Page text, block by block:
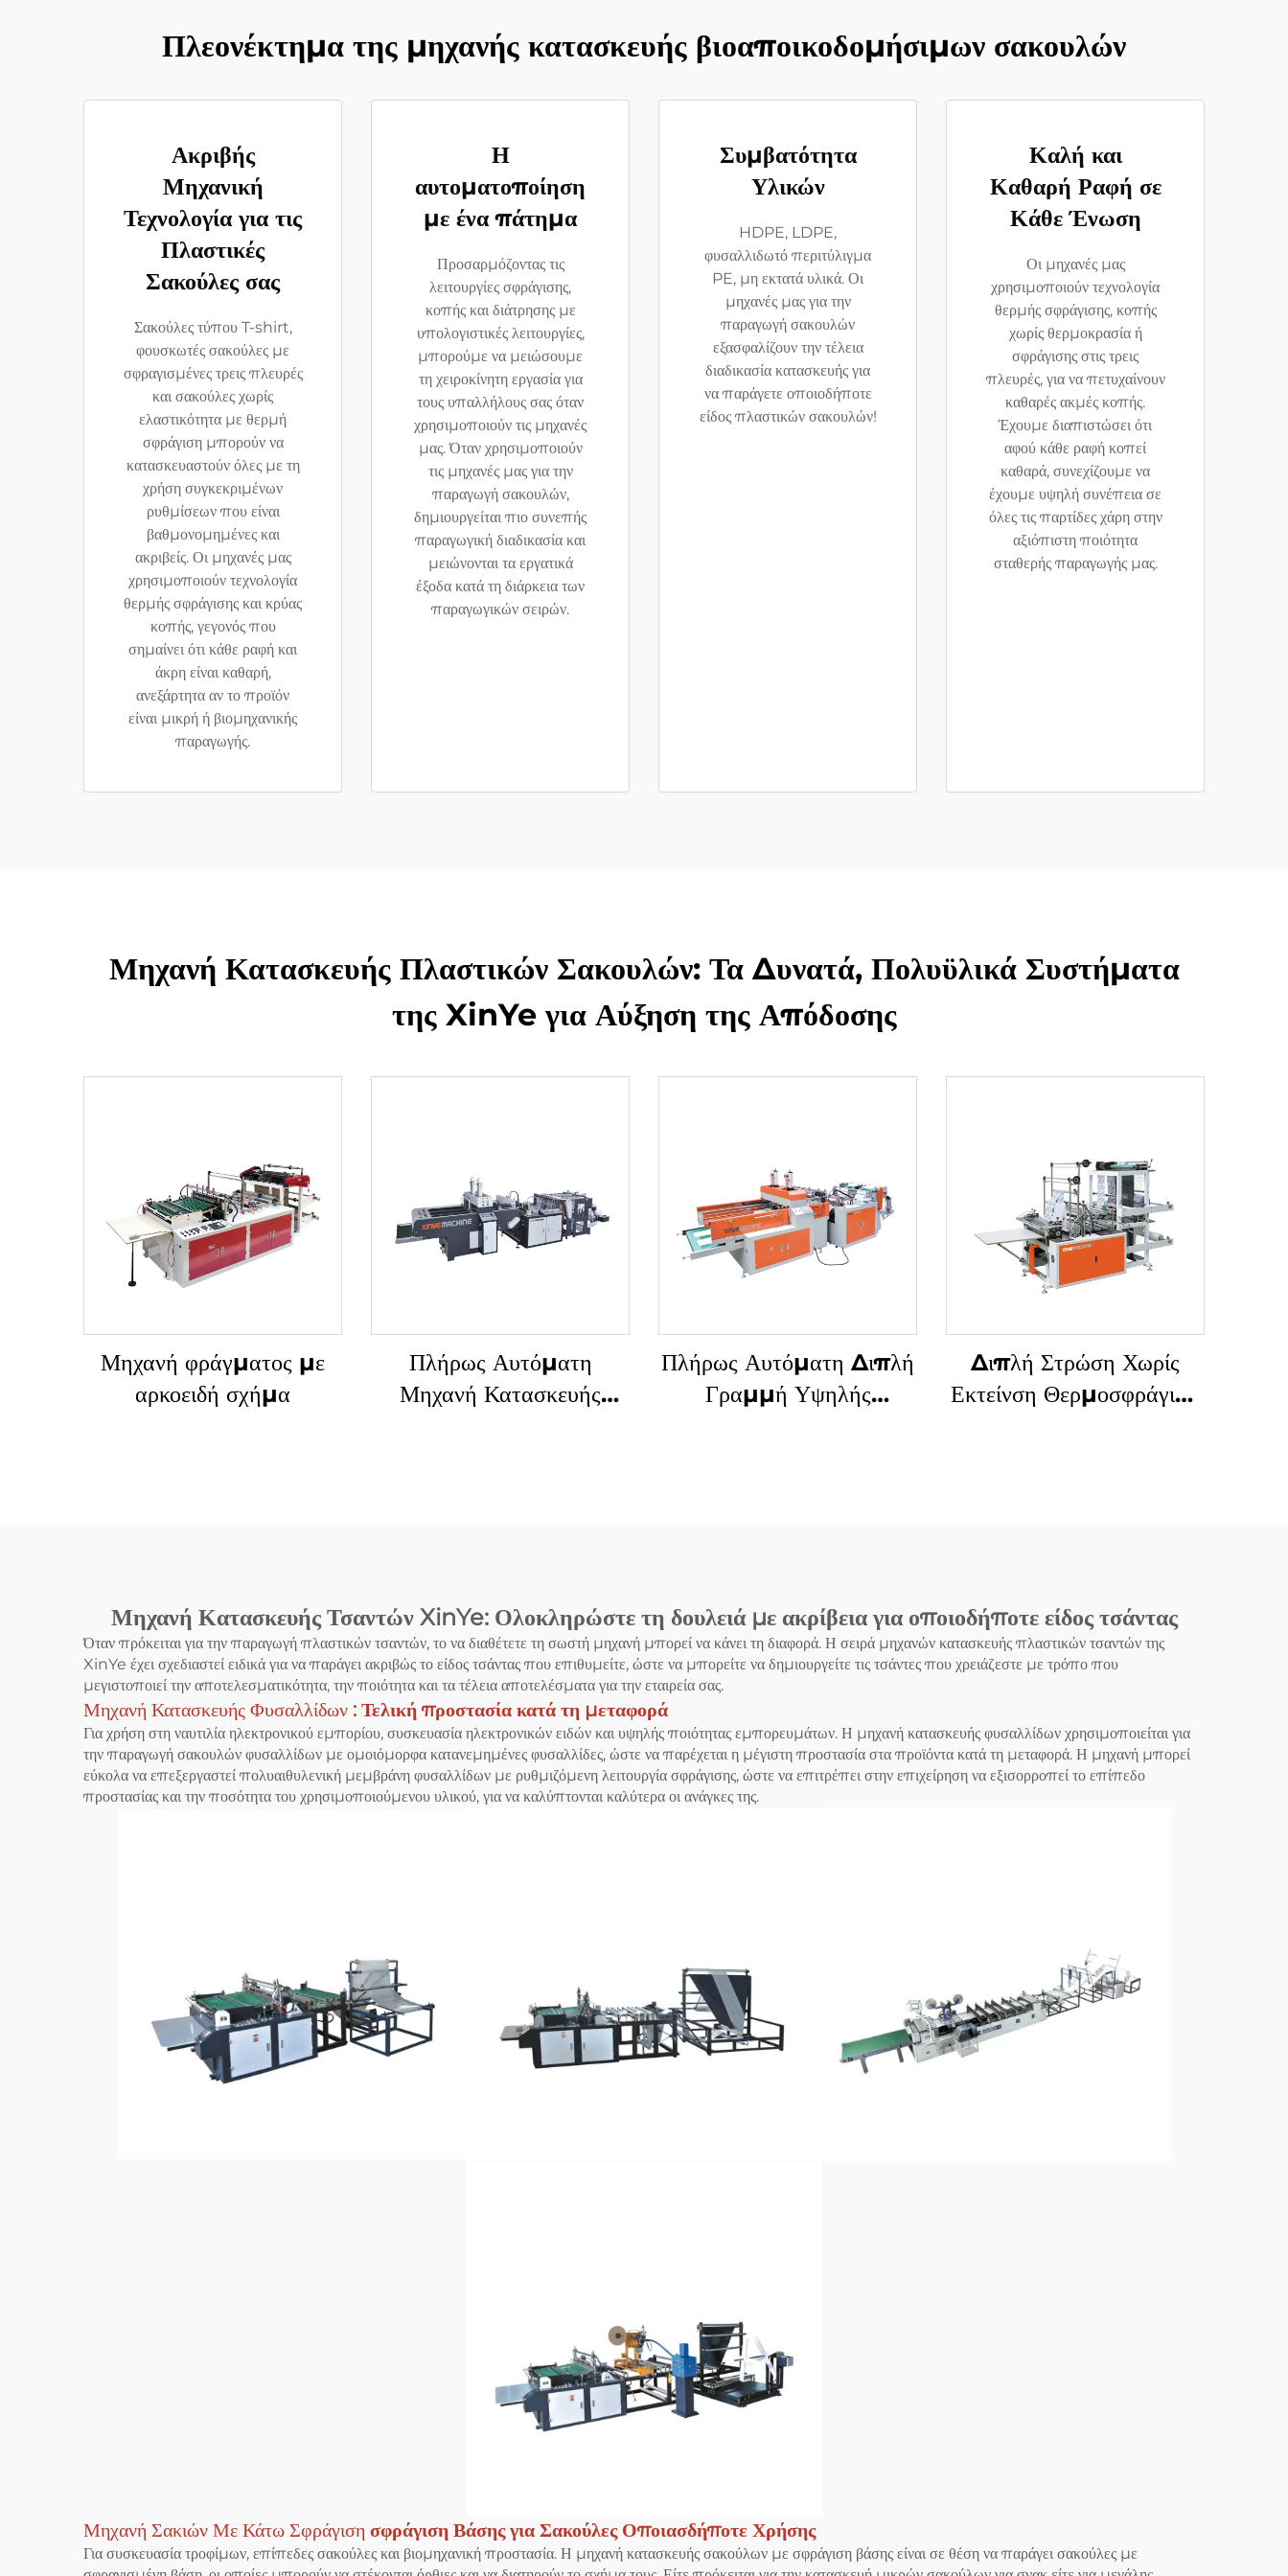
Πλεονέκτημα της μηχανής κατασκευής βιοαποικοδομήσιμων σακουλών
Ακριβής
Μηχανική
Τεχνολογία για τις
Πλαστικές
Σακούλες σας
Σακούλες τύπου T-shirt,
φουσκωτές σακούλες με
σφραγισμένες τρεις πλευρές
και σακούλες χωρίς
ελαστικότητα με θερμή
σφράγιση μπορούν να
κατασκευαστούν όλες με τη
χρήση συγκεκριμένων
ρυθμίσεων που είναι
βαθμονομημένες και
ακριβείς. Οι μηχανές μας
χρησιμοποιούν τεχνολογία
θερμής σφράγισης και κρύας
κοπής, γεγονός που
σημαίνει ότι κάθε ραφή και
άκρη είναι καθαρή,
ανεξάρτητα αν το προϊόν
είναι μικρή ή βιομηχανικής
παραγωγής.
Η
αυτοματοποίηση
με ένα πάτημα
Προσαρμόζοντας τις
λειτουργίες σφράγισης,
κοπής και διάτρησης με
υπολογιστικές λειτουργίες,
μπορούμε να μειώσουμε
τη χειροκίνητη εργασία για
τους υπαλλήλους σας όταν
χρησιμοποιούν τις μηχανές
μας. Όταν χρησιμοποιούν
τις μηχανές μας για την
παραγωγή σακουλών,
δημιουργείται πιο συνεπής
παραγωγική διαδικασία και
μειώνονται τα εργατικά
έξοδα κατά τη διάρκεια των
παραγωγικών σειρών.
Συμβατότητα
Υλικών
HDPE, LDPE,
φυσαλλιδωτό περιτύλιγμα
PE, μη εκτατά υλικά. Οι
μηχανές μας για την
παραγωγή σακουλών
εξασφαλίζουν την τέλεια
διαδικασία κατασκευής για
να παράγετε οποιοδήποτε
είδος πλαστικών σακουλών!
Καλή και
Καθαρή Ραφή σε
Κάθε Ένωση
Οι μηχανές μας
χρησιμοποιούν τεχνολογία
θερμής σφράγισης, κοπής
χωρίς θερμοκρασία ή
σφράγισης στις τρεις
πλευρές, για να πετυχαίνουν
καθαρές ακμές κοπής.
Έχουμε διαπιστώσει ότι
αφού κάθε ραφή κοπεί
καθαρά, συνεχίζουμε να
έχουμε υψηλή συνέπεια σε
όλες τις παρτίδες χάρη στην
αξιόπιστη ποιότητα
σταθερής παραγωγής μας.
Μηχανή Κατασκευής Πλαστικών Σακουλών: Τα Δυνατά, Πολυϋλικά Συστήματα
της XinYe για Αύξηση της Απόδοσης
Μηχανή φράγματος με
αρκοειδή σχήμα
Πλήρως Αυτόματη
Μηχανή Κατασκευής
Πλήρως Αυτόματη Διπλή
Γραμμή Υψηλής
Διπλή Στρώση Χωρίς
Εκτείνση Θερμοσφράγιση
Μηχανή Κατασκευής Τσαντών XinYe: Ολοκληρώστε τη δουλειά με ακρίβεια για οποιοδήποτε είδος τσάντας
Όταν πρόκειται για την παραγωγή πλαστικών τσαντών, το να διαθέτετε τη σωστή μηχανή μπορεί να κάνει τη διαφορά. Η σειρά μηχανών κατασκευής πλαστικών τσαντών της
XinYe έχει σχεδιαστεί ειδικά για να παράγει ακριβώς το είδος τσάντας που επιθυμείτε, ώστε να μπορείτε να δημιουργείτε τις τσάντες που χρειάζεστε με τρόπο που
μεγιστοποιεί την αποτελεσματικότητα, την ποιότητα και τα τέλεια αποτελέσματα για την εταιρεία σας.
Μηχανή Κατασκευής Φυσαλλίδων : Τελική προστασία κατά τη μεταφορά
Για χρήση στη ναυτιλία ηλεκτρονικού εμπορίου, συσκευασία ηλεκτρονικών ειδών και υψηλής ποιότητας εμπορευμάτων. Η μηχανή κατασκευής φυσαλλίδων χρησιμοποιείται για
την παραγωγή σακουλών φυσαλλίδων με ομοιόμορφα κατανεμημένες φυσαλλίδες, ώστε να παρέχεται η μέγιστη προστασία στα προϊόντα κατά τη μεταφορά. Η μηχανή μπορεί
εύκολα να επεξεργαστεί πολυαιθυλενική μεμβράνη φυσαλλίδων με ρυθμιζόμενη λειτουργία σφράγισης, ώστε να επιτρέπει στην επιχείρηση να εξισορροπεί το επίπεδο
προστασίας και την ποσότητα του χρησιμοποιούμενου υλικού, για να καλύπτονται καλύτερα οι ανάγκες της.
Μηχανή Σακιών Με Κάτω Σφράγιση σφράγιση Βάσης για Σακούλες Οποιασδήποτε Χρήσης
Για συσκευασία τροφίμων, επίπεδες σακούλες και βιομηχανική προστασία. Η μηχανή κατασκευής σακούλων με σφράγιση βάσης είναι σε θέση να παράγει σακούλες με